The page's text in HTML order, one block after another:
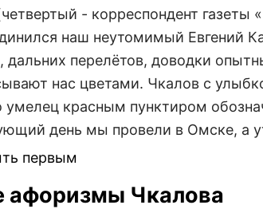
- корреспондент газеты
наш неутомимый Евгений
дальних перелётов, доводки
нас цветами. Чкалов с
умелец красным пунктиром
день мы провели в Омске, а
афоризмы Чкалова